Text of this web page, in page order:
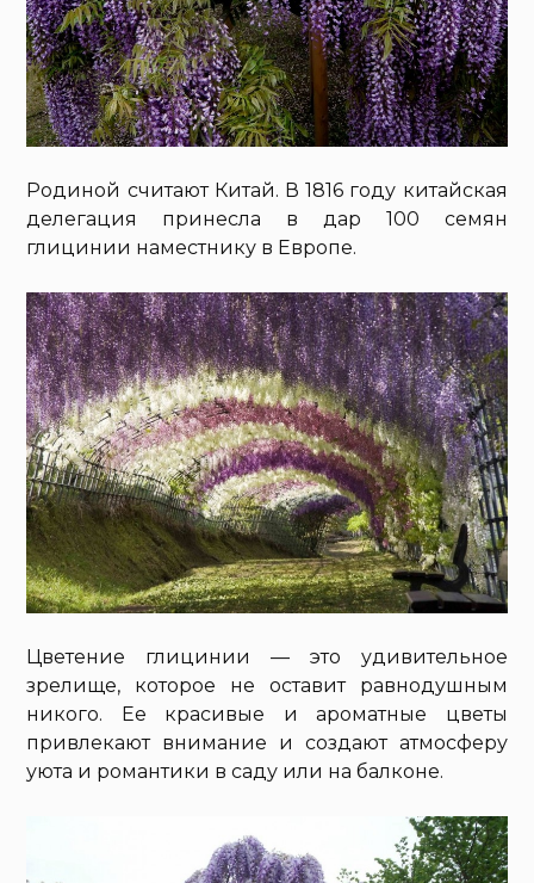
Родиной считают Китай. В 1816 году китайская
делегация принесла в дар 100 семян
глицинии наместнику в Европе.
Цветение глицинии — это удивительное
зрелище, которое не оставит равнодушным
никого. Ее красивые и ароматные цветы
привлекают внимание и создают атмосферу
уюта и романтики в саду или на балконе.